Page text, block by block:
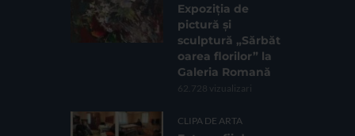
Expoziția de
pictură și
sculptură „Sărbăt
oarea florilor” la
Galeria Romană
62.728 vizualizari
CLIPA DE ARTA